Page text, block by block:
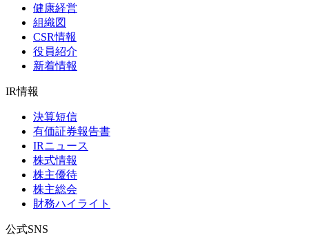
健康経営
組織図
CSR情報
役員紹介
新着情報
IR情報
決算短信
有価証券報告書
IRニュース
株式情報
株主優待
株主総会
財務ハイライト
公式SNS